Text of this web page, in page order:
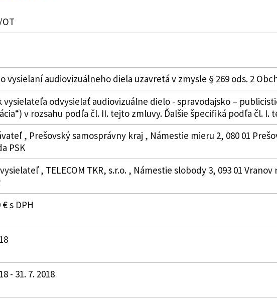
vysielaní audiovizuálneho diela uzavretá v zmysle § 269 ods. 2
vysielateľa odvysielať audiovizuálne dielo - spravodajsko –
v rozsahu podľa čl. II. tejto zmluvy. Ďalšie špecifiká podľa čl. I.
, Prešovský samosprávny kraj , Námestie mieru 2, 080 01
PSK
, TELECOM TKR, s.r.o. , Námestie slobody 3, 093 01
s DPH
- 31. 7. 2018